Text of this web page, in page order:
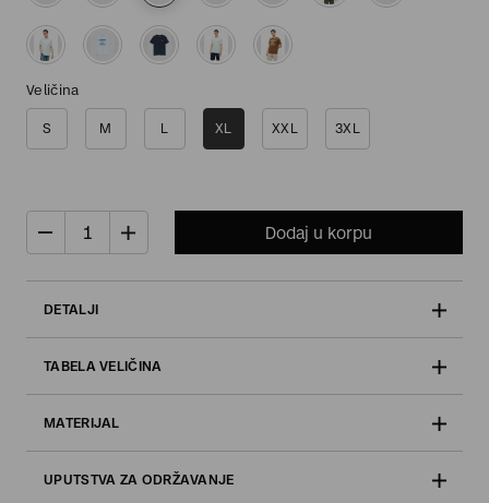
Veličina
S M L XL XXL 3XL
Dodaj u korpu
DETALJI
TABELA VELIČINA
MATERIJAL
UPUTSTVA ZA ODRŽAVANJE